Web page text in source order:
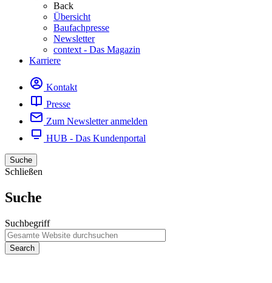
Back
Übersicht
Baufachpresse
Newsletter
context - Das Magazin
Karriere
Kontakt
Presse
Zum Newsletter anmelden
HUB - Das Kundenportal
Suche
Schließen
Suche
Suchbegriff